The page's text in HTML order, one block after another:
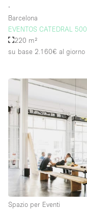
∙
Barcelona
EVENTOS CATEDRAL 500
220 m²
su base 2.160€ al giorno
Spazio per Eventi